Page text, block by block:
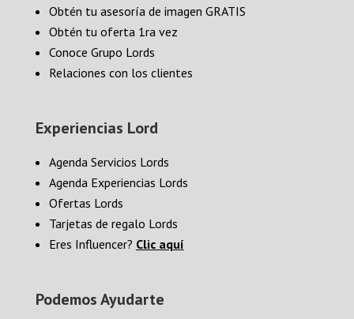
Obtén tu asesoría de imagen GRATIS
Obtén tu oferta 1ra vez
Conoce Grupo Lords
Relaciones con los clientes
Experiencias Lord
Agenda Servicios Lords
Agenda Experiencias Lords
Ofertas Lords
Tarjetas de regalo Lords
Eres Influencer? Clic aquí
Podemos Ayudarte